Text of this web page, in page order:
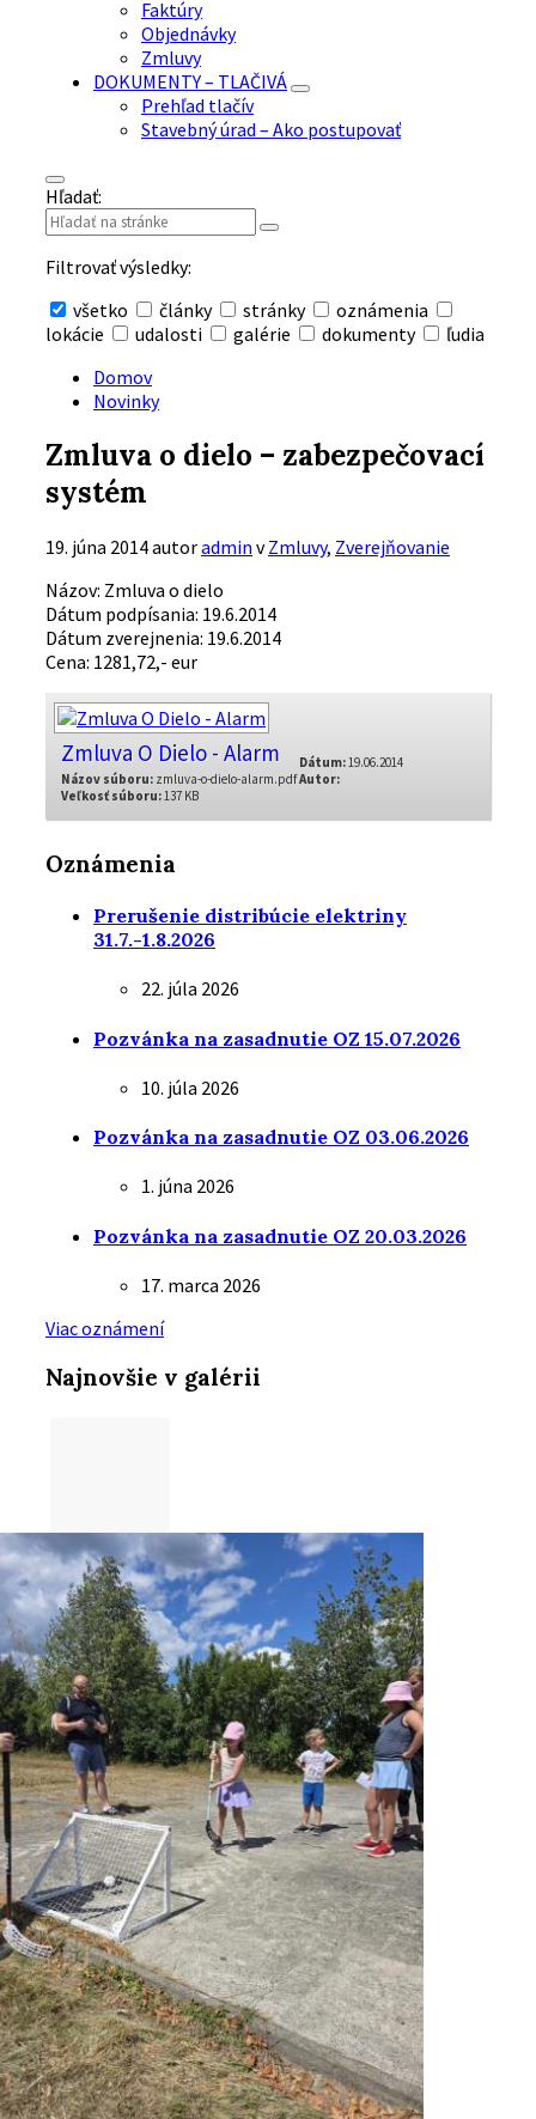
Faktúry
Objednávky
Zmluvy
DOKUMENTY – TLAČIVÁ
Prehľad tlačív
Stavebný úrad – Ako postupovať
Hľadať:
Filtrovať výsledky:
všetko
články stránky
oznámenia
lokácie
udalosti galérie dokumenty ľudia
vyhľadávanie
Domov
Novinky
Zmluva o dielo – zabezpečovací
systém
19. júna 2014autoradmin vZmluvy, Zverejňovanie
Názov: Zmluva o dielo
Dátum podpísania: 19.6.2014
Dátum zverejnenia: 19.6.2014
Cena: 1281,72,- eur
Zmluva O Dielo - Alarm
Názov súboru: zmluva-o-dielo-alarm.pdf
Veľkosť súboru:137 KB
Dátum:19.06.2014
Autor:
Oznámenia
Prerušenie distribúcie elektriny
31.7.-1.8.2026
22. júla 2026
Pozvánka na zasadnutie OZ 15.07.2026
10. júla 2026
Pozvánka na zasadnutie OZ 03.06.2026
1. júna 2026
Pozvánka na zasadnutie OZ 20.03.2026
17. marca 2026
Viac oznámení
Najnovšie v galérii